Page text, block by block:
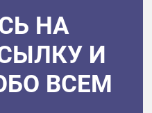
НА
И
ВСЕМ